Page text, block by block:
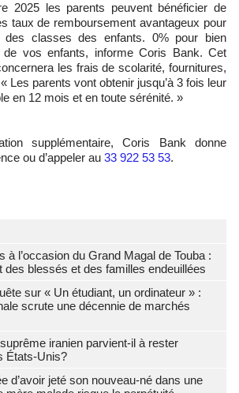
taux de remboursement avantageux pour
des classes des enfants. 0% pour bien
de vos enfants, informe Coris Bank. Cet
les frais de scolarité, fournitures,
« Les parents vont obtenir jusqu’à 3 fois leur
en 12 mois et en toute sérénité. »
supplémentaire, Coris Bank donne
ou d’appeler au 33 922 53 53.
à l’occasion du Grand Magal de Touba :
des blessés et des familles endeuillées
sur « Un étudiant, un ordinateur » :
scrute une décennie de marchés
iranien parvient-il à rester
États-Unis?
d’avoir jeté son nouveau-né dans une